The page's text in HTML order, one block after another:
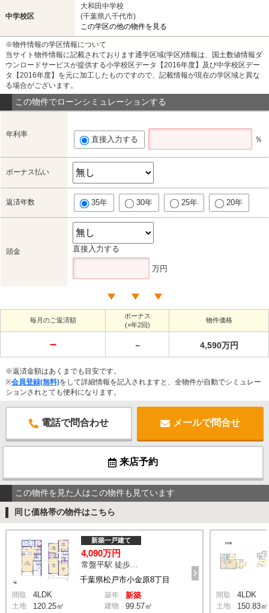
中学校区
大和田中学校
(千葉県八千代市)
この学区の他の物件を見る
※物件情報の学区情報について
当サイト物件情報に記載されております通学区域(学区)情報は、国土数値情報ダ
ウンロードサービスが提供する小学校区データ【2016年度】及び中学校区デー
タ【2016年度】を元に加工したものですので、記載情報が現在の学区域と異な
る場合がございます。
この物件でローンシミュレーションする
年利率
直接入力する ％
ボーナス払い
返済年数 35年 30年 25年 20年
頭金 直接入力する
万円
毎月のご返済額
ボーナス
(×年2回)
物件価格
－ － 4,590万円
※返済金額はあくまでも目安です。
※会員登録(無料)をして詳細情報を記入されますと、全物件が自動でシミュレー
ションされとても便利になります。
電話で問合わせ メールで問合せ
来店予約
この物件を見た人はこの物件も見ています
同じ価格帯の物件はこちら
千葉県松戸市小金原8丁目
新築一戸建て
4,090万円
間取 4LDK 築年 新築
土地 120.25㎡ 建物 99.57㎡
間取 4LDK
土地 150.83㎡